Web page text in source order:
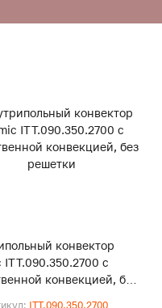
конвектор
ITT.090.350.2700 с
конвекцией, без
ITT.090.350.2700